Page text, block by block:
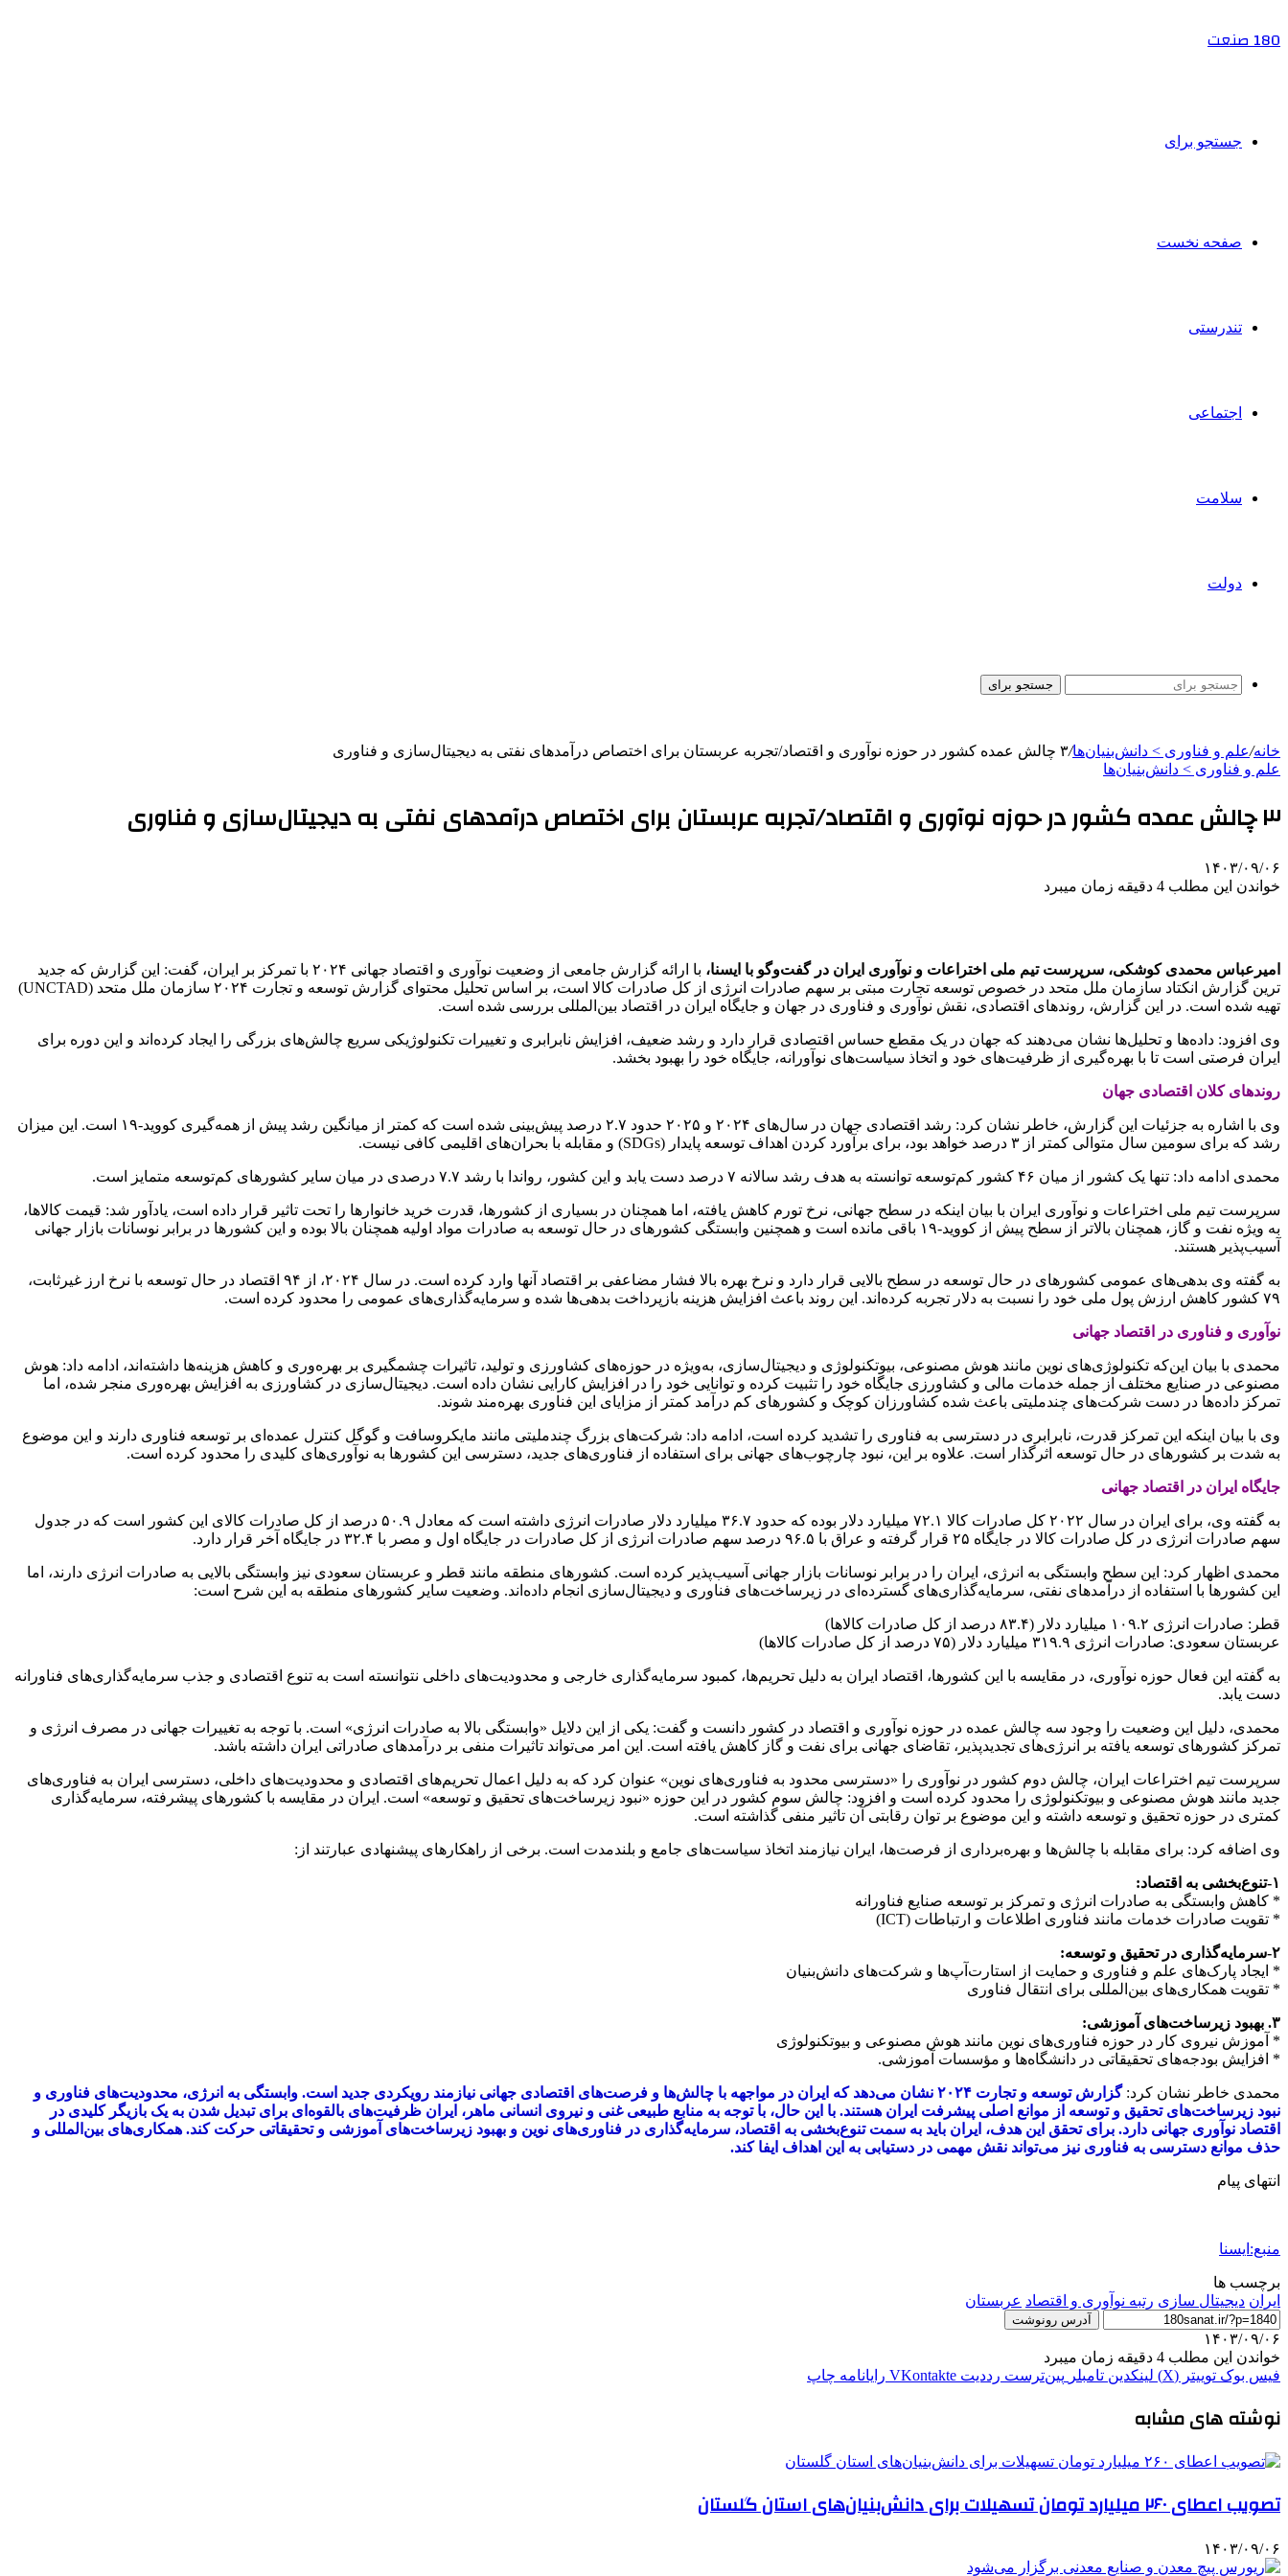
180 صنعت
جستجو برای
صفحه نخست
تندرستی
اجتماعی
سلامت
دولت
جستجو برای
خانه/علم و فناوری‌ > دانش‌بنیان‌ها/۳ چالش عمده کشور در حوزه نوآوری و اقتصاد/تجربه عربستان برای اختصاص درآمدهای نفتی به دیجیتال‌سازی و فناوری
علم و فناوری‌ > دانش‌بنیان‌ها
۳ چالش عمده کشور در حوزه نوآوری و اقتصاد/تجربه عربستان برای اختصاص درآمدهای نفتی به دیجیتال‌سازی و فناوری
۱۴۰۳/۰۹/۰۶
خواندن این مطلب 4 دقیقه زمان میبرد
امیرعباس محمدی کوشکی، سرپرست تیم ملی اختراعات و نوآوری ایران در گفت‌وگو با ایسنا،
با ارائه گزارش جامعی از وضعیت نوآوری و اقتصاد جهانی ۲۰۲۴ با تمرکز بر ایران، گفت: این گزارش که جدید
ترین گزارش انکتاد سازمان ملل متحد در خصوص توسعه تجارت مبتی بر سهم صادرات انرژی از کل صادرات کالا است، بر اساس تحلیل محتوای گزارش توسعه و تجارت ۲۰۲۴ سازمان ملل متحد (UNCTAD)
تهیه شده است. در این گزارش، روندهای اقتصادی، نقش نوآوری و فناوری در جهان و جایگاه ایران در اقتصاد بین‌المللی بررسی شده است.
وی افزود: داده‌ها و تحلیل‌ها نشان می‌دهند که جهان در یک مقطع حساس اقتصادی قرار دارد و رشد ضعیف، افزایش نابرابری و تغییرات تکنولوژیکی سریع چالش‌های بزرگی را ایجاد کرده‌اند و این دوره برای
ایران فرصتی است تا با بهره‌گیری از ظرفیت‌های خود و اتخاذ سیاست‌های نوآورانه، جایگاه خود را بهبود بخشد.
روندهای کلان اقتصادی جهان
وی با اشاره به جزئیات این گزارش، خاطر نشان کرد: رشد اقتصادی جهان در سال‌های ۲۰۲۴ و ۲۰۲۵ حدود ۲.۷ درصد پیش‌بینی شده است که کمتر از میانگین رشد پیش از همه‌گیری کووید-۱۹ است. این میزان
رشد که برای سومین سال متوالی کمتر از ۳ درصد خواهد بود، برای برآورد کردن اهداف توسعه پایدار (SDGs) و مقابله با بحران‌های اقلیمی کافی نیست.
محمدی ادامه داد: تنها یک کشور از میان ۴۶ کشور کم‌توسعه توانسته به هدف رشد سالانه ۷ درصد دست یابد و این کشور، رواندا با رشد ۷.۷ درصدی در میان سایر کشورهای کم‌توسعه متمایز است.
سرپرست تیم ملی اختراعات و نوآوری ایران با بیان اینکه در سطح جهانی، نرخ تورم کاهش یافته، اما همچنان در بسیاری از کشورها، قدرت خرید خانوارها را تحت تاثیر قرار داده است، یادآور شد: قیمت کالاها،
به ویژه نفت و گاز، همچنان بالاتر از سطح پیش از کووید-۱۹ باقی مانده است و همچنین وابستگی کشورهای در حال توسعه به صادرات مواد اولیه همچنان بالا بوده و این کشورها در برابر نوسانات بازار جهانی
آسیب‌پذیر هستند.
به گفته وی بدهی‌های عمومی کشورهای در حال توسعه در سطح بالایی قرار دارد و نرخ بهره بالا فشار مضاعفی بر اقتصاد آنها وارد کرده است. در سال ۲۰۲۴، از ۹۴ اقتصاد در حال توسعه با نرخ ارز غیرثابت،
۷۹ کشور کاهش ارزش پول ملی خود را نسبت به دلار تجربه کرده‌اند. این روند باعث افزایش هزینه بازپرداخت بدهی‌ها شده و سرمایه‌گذاری‌های عمومی را محدود کرده است.
نوآوری و فناوری در اقتصاد جهانی
محمدی با بیان این‌که تکنولوژی‌های نوین مانند هوش مصنوعی، بیوتکنولوژی و دیجیتال‌سازی، به‌ویژه در حوزه‌های کشاورزی و تولید، تاثیرات چشمگیری بر بهره‌وری و کاهش هزینه‌ها داشته‌اند، ادامه داد: هوش
مصنوعی در صنایع مختلف از جمله خدمات مالی و کشاورزی جایگاه خود را تثبیت کرده و توانایی خود را در افزایش کارایی نشان داده است. دیجیتال‌سازی در کشاورزی به افزایش بهره‌وری منجر شده، اما
تمرکز داده‌ها در دست شرکت‌های چندملیتی باعث شده کشاورزان کوچک و کشورهای کم‌ درآمد کمتر از مزایای این فناوری بهره‌مند شوند.
وی با بیان اینکه این تمرکز قدرت، نابرابری در دسترسی به فناوری را تشدید کرده است، ادامه داد: شرکت‌های بزرگ چندملیتی مانند مایکروسافت و گوگل کنترل عمده‌ای بر توسعه فناوری دارند و این موضوع
به شدت بر کشورهای در حال توسعه اثرگذار است. علاوه بر این، نبود چارچوب‌های جهانی برای استفاده از فناوری‌های جدید، دسترسی این کشورها به نوآوری‌های کلیدی را محدود کرده است.
جایگاه ایران در اقتصاد جهانی
به گفته وی، برای ایران در سال ۲۰۲۲ کل صادرات کالا ۷۲.۱ میلیارد دلار بوده که حدود ۳۶.۷ میلیارد دلار صادرات انرژی داشته است که معادل ۵۰.۹ درصد از کل صادرات کالای این کشور است که در جدول
سهم صادرات انرژی در کل صادرات کالا در جایگاه ۲۵ قرار گرفته و عراق با ۹۶.۵ درصد سهم صادرات انرژی از کل صادرات در جایگاه اول و مصر با ۳۲.۴ در جایگاه آخر قرار دارد.
محمدی اظهار کرد: این سطح وابستگی به انرژی، ایران را در برابر نوسانات بازار جهانی آسیب‌پذیر کرده است. کشورهای منطقه مانند قطر و عربستان سعودی نیز وابستگی بالایی به صادرات انرژی دارند، اما
این کشورها با استفاده از درآمدهای نفتی، سرمایه‌گذاری‌های گسترده‌ای در زیرساخت‌های فناوری و دیجیتال‌سازی انجام داده‌اند. وضعیت سایر کشورهای منطقه به این شرح است:
قطر: صادرات انرژی ۱۰۹.۲ میلیارد دلار (۸۳.۴ درصد از کل صادرات کالاها)
عربستان سعودی: صادرات انرژی ۳۱۹.۹ میلیارد دلار (۷۵ درصد از کل صادرات کالاها)
به گفته این فعال حوزه نوآوری، در مقایسه با این کشورها، اقتصاد ایران به دلیل تحریم‌ها، کمبود سرمایه‌گذاری خارجی و محدودیت‌های داخلی نتوانسته است به تنوع اقتصادی و جذب سرمایه‌گذاری‌های فناورانه
دست یابد.
محمدی، دلیل این وضعیت را وجود سه چالش عمده در حوزه نوآوری و اقتصاد در کشور دانست و گفت: یکی از این دلایل «وابستگی بالا به صادرات انرژی» است. با توجه به تغییرات جهانی در مصرف انرژی و
تمرکز کشورهای توسعه‌ یافته بر انرژی‌های تجدیدپذیر، تقاضای جهانی برای نفت و گاز کاهش یافته است. این امر می‌تواند تاثیرات منفی بر درآمدهای صادراتی ایران داشته باشد.
سرپرست تیم اختراعات ایران، چالش دوم کشور در نوآوری را «دسترسی محدود به فناوری‌های نوین» عنوان کرد که به دلیل اعمال تحریم‌های اقتصادی و محدودیت‌های داخلی، دسترسی ایران به فناوری‌های
جدید مانند هوش مصنوعی و بیوتکنولوژی را محدود کرده است و افزود: چالش سوم کشور در این حوزه «نبود زیرساخت‌های تحقیق و توسعه» است. ایران در مقایسه با کشورهای پیشرفته، سرمایه‌گذاری
کمتری در حوزه تحقیق و توسعه داشته و این موضوع بر توان رقابتی آن تاثیر منفی گذاشته است.
وی اضافه کرد: برای مقابله با چالش‌ها و بهره‌برداری از فرصت‌ها، ایران نیازمند اتخاذ سیاست‌های جامع و بلندمدت است. برخی از راهکارهای پیشنهادی عبارتند از:
۱-تنوع‌بخشی به اقتصاد:
* کاهش وابستگی به صادرات انرژی و تمرکز بر توسعه صنایع فناورانه
* تقویت صادرات خدمات مانند فناوری اطلاعات و ارتباطات (ICT)
۲-سرمایه‌گذاری در تحقیق و توسعه:
* ایجاد پارک‌های علم و فناوری و حمایت از استارت‌آپ‌ها و شرکت‌های دانش‌بنیان
* تقویت همکاری‌های بین‌المللی برای انتقال فناوری
۳. بهبود زیرساخت‌های آموزشی:
* آموزش نیروی کار در حوزه فناوری‌های نوین مانند هوش مصنوعی و بیوتکنولوژی
* افزایش بودجه‌های تحقیقاتی در دانشگاه‌ها و مؤسسات آموزشی.
محمدی خاطر نشان کرد:
گزارش توسعه و تجارت ۲۰۲۴ نشان می‌دهد که ایران در مواجهه با چالش‌ها و فرصت‌های اقتصادی جهانی نیازمند رویکردی جدید است. وابستگی به انرژی، محدودیت‌های فناوری و
نبود زیرساخت‌های تحقیق و توسعه از موانع اصلی پیشرفت ایران هستند. با این حال، با توجه به منابع طبیعی غنی و نیروی انسانی ماهر، ایران ظرفیت‌های بالقوه‌ای برای تبدیل شدن به یک بازیگر کلیدی در
اقتصاد نوآوری جهانی دارد. برای تحقق این هدف، ایران باید به سمت تنوع‌بخشی به اقتصاد، سرمایه‌گذاری در فناوری‌های نوین و بهبود زیرساخت‌های آموزشی و تحقیقاتی حرکت کند. همکاری‌های بین‌المللی و
حذف موانع دسترسی به فناوری نیز می‌تواند نقش مهمی در دستیابی به این اهداف ایفا کند.
انتهای پیام
منبع:ایسنا
برچسب ها
ايران دیجیتال سازی رتبه نوآوری و اقتصاد عربستان
آدرس رونوشت
۱۴۰۳/۰۹/۰۶
خواندن این مطلب 4 دقیقه زمان میبرد
فیس بوک توییتر (X) لینکدین ‫تامبلر ‫پین‌ترست ‫رددیت ‫VKontakte رایانامه چاپ
نوشته های مشابه
تصویب اعطای ۲۶۰ میلیارد تومان تسهیلات برای دانش‌بنیان‌های استان گلستان
۱۴۰۳/۰۹/۰۶